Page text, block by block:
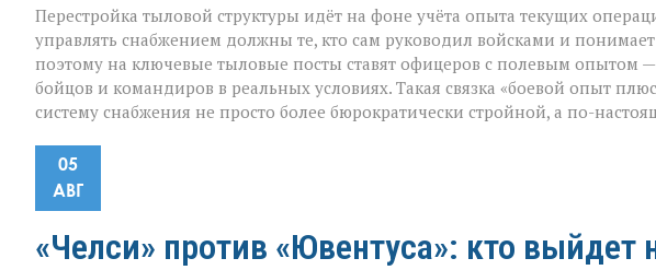
Перестройка тыловой структуры идёт на фоне учёта опыта текущих
управлять снабжением должны те, кто сам руководил войсками и
поэтому на ключевые тыловые посты ставят офицеров с полевым опытом
бойцов и командиров в реальных условиях. Такая связка «боевой опыт
систему снабжения не просто более бюрократически стройной, а по-
05
АВГ
«Челси» против «Ювентуса»: кто выйдет